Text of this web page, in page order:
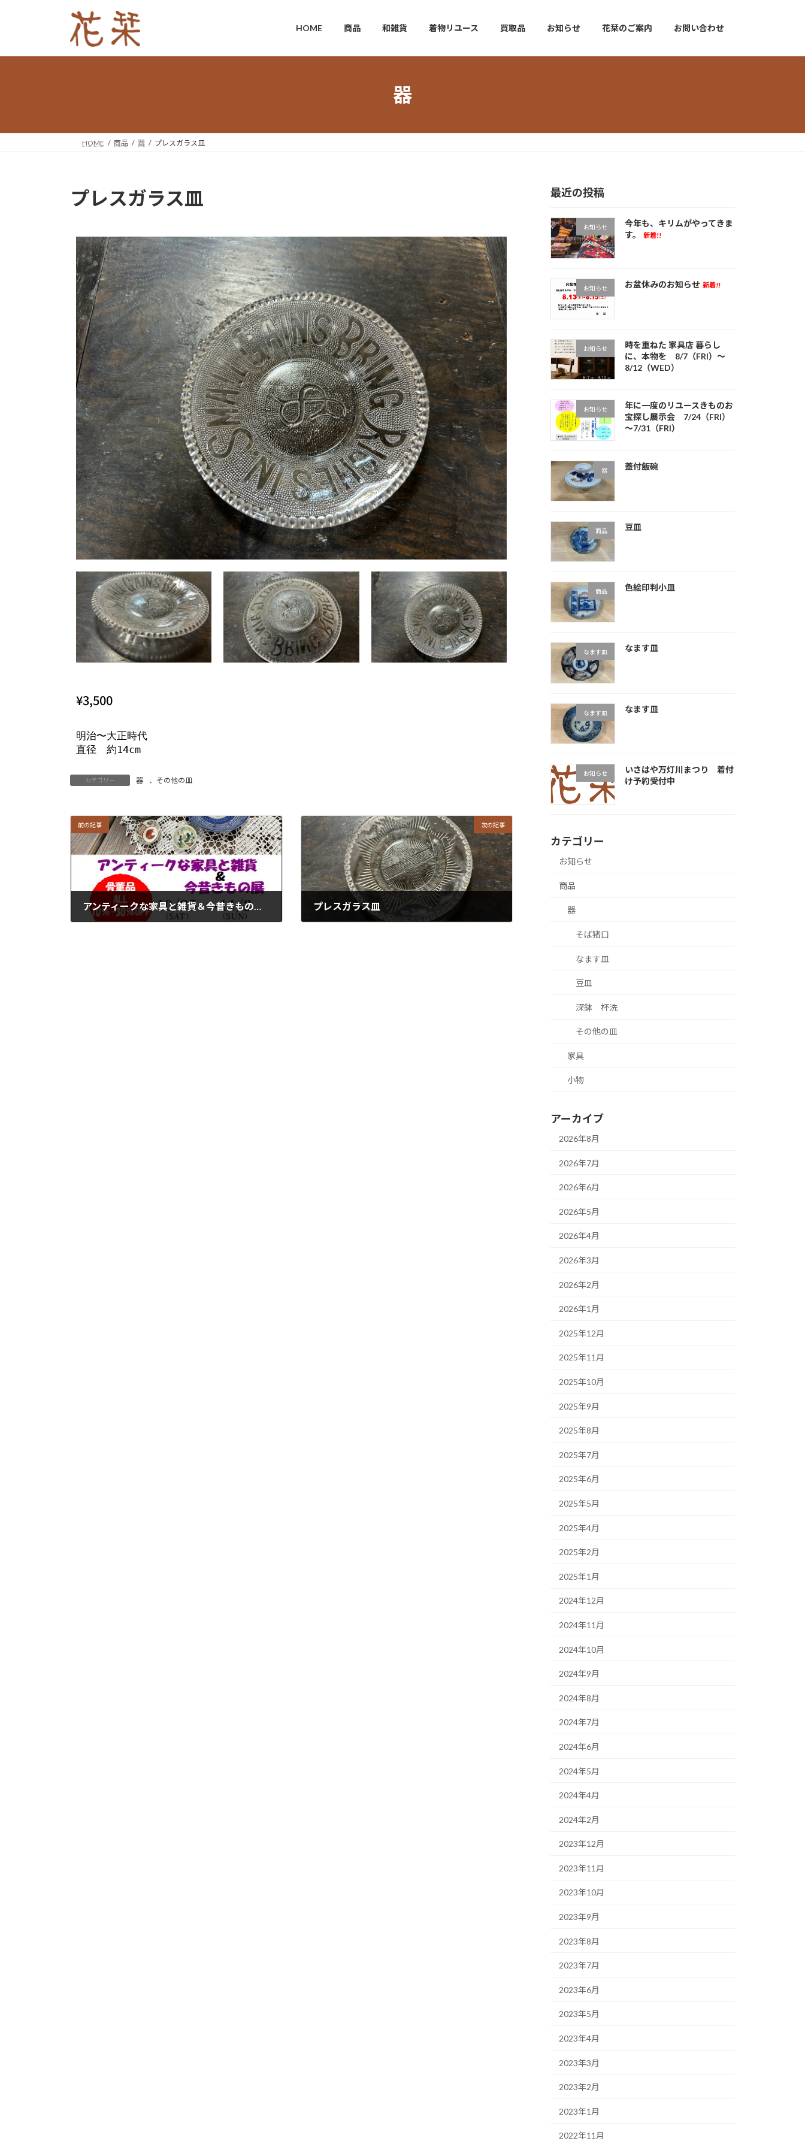
HOME 商品 和雑貨 着物リユース 買取品 お知らせ 花栞のご案内 お問い合わせ
器
HOME 商品 器 プレスガラス皿
プレスガラス皿
¥3,500
明治〜大正時代
直径　約14cm
カテゴリー 器 、 その他の皿
前の記事 次の記事
プレスガラス皿
最近の投稿
お知らせ
今年も、キリムがやってきま
す。
新着!!
お知らせ お盆休みのお知らせ 新着!!
お知らせ
時を重ねた 家具店 暮らし
に、本物を 8/7（FRI）～
8/12（WED）
お知らせ
年に一度のリユースきものお
宝探し展示会 7/24（FRI）
～7/31（FRI）
器 蓋付飯碗
商品 豆皿
商品 色絵印判小皿
なます皿 なます皿
なます皿 なます皿
お知らせ
いさはや万灯川まつり 着付
け予約受付中
カテゴリー
お知らせ
商品
器
そば猪口
なます皿
豆皿
深鉢 杯洗
その他の皿
家具
小物
アーカイブ
2026年8月
2026年7月
2026年6月
2026年5月
2026年4月
2026年3月
2026年2月
2026年1月
2025年12月
2025年11月
2025年10月
2025年9月
2025年8月
2025年7月
2025年6月
2025年5月
2025年4月
2025年2月
2025年1月
2024年12月
2024年11月
2024年10月
2024年9月
2024年8月
2024年7月
2024年6月
2024年5月
2024年4月
2024年2月
2023年12月
2023年11月
2023年10月
2023年9月
2023年8月
2023年7月
2023年6月
2023年5月
2023年4月
2023年3月
2023年2月
2023年1月
2022年11月